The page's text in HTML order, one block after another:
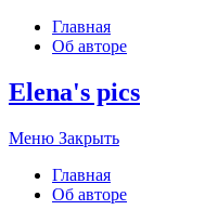
Главная
Об авторе
Elena's pics
Меню Закрыть
Главная
Об авторе